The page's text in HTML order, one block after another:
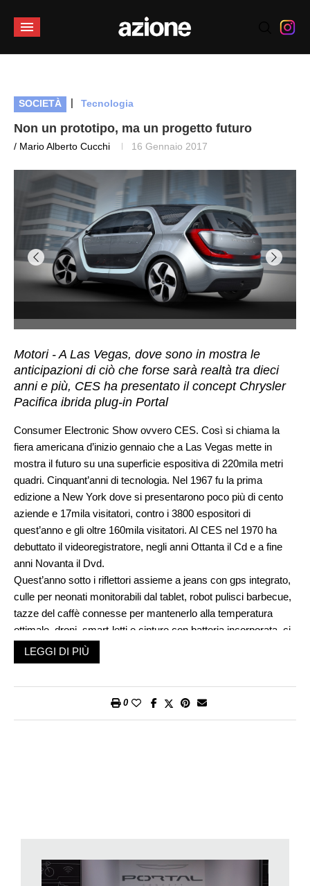
SOCIETÀ | Tecnologia
Non un prototipo, ma un progetto futuro
/ Mario Alberto Cucchi 16 Gennaio 2017
Motori - A Las Vegas, dove sono in mostra le
anticipazioni di ciò che forse sarà realtà tra dieci
anni e più, CES ha presentato il concept Chrysler
Pacifica ibrida plug-in Portal
Consumer Electronic Show ovvero CES. Così si chiama la
fiera americana d’inizio gennaio che a Las Vegas mette in
mostra il futuro su una superficie espositiva di 220mila metri
quadri. Cinquant’anni di tecnologia. Nel 1967 fu la prima
edizione a New York dove si presentarono poco più di cento
aziende e 17mila visitatori, contro i 3800 espositori di
quest’anno e gli oltre 160mila visitatori. Al CES nel 1970 ha
debuttato il videoregistratore, negli anni Ottanta il Cd e a fine
anni Novanta il Dvd.
Quest’anno sotto i riflettori assieme a jeans con gps integrato,
culle per neonati monitorabili dal tablet, robot pulisci barbecue,
tazze del caffè connesse per mantenerlo alla temperatura
ottimale, droni, smart-letti e cinture con batteria incorporata, ci
sono state le automobili. Nella capitale del Nevada i colossi
automobilistici sono uniti nella corsa verso l’auto ecologica e la
A Las Vegas sono in mostra i progetti più avanzati, non
può trasportare sino a sei passeggeri disposti su tre linee da
due sedili separati, a cui si può accedere tramite le porte
LEGGI DI PIÙ
0